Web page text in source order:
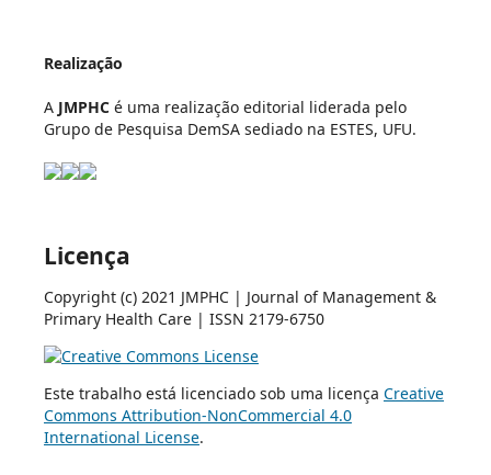
Realização
A JMPHCé uma realização editorial liderada pelo
Grupo de Pesquisa DemSA sediado na ESTES, UFU.
Licença
Copyright (c) 2021 JMPHC | Journal of Management &
Primary Health Care | ISSN 2179-6750
Este trabalho está licenciado sob uma licença Creative
Commons Attribution-NonCommercial 4.0
International License.